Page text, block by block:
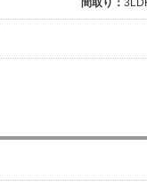
間取り：